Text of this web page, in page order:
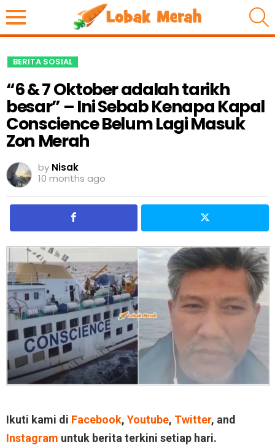
BERITA SOSIAL
“6 & 7 Oktober adalah tarikh
besar” – Ini Sebab Kenapa Kapal
Conscience Belum Lagi Masuk
Zon Merah
by Nisak
10 months ago
Ikuti kami di Facebook, Youtube, Twitter, and
Instagram untuk berita terkini setiap hari.